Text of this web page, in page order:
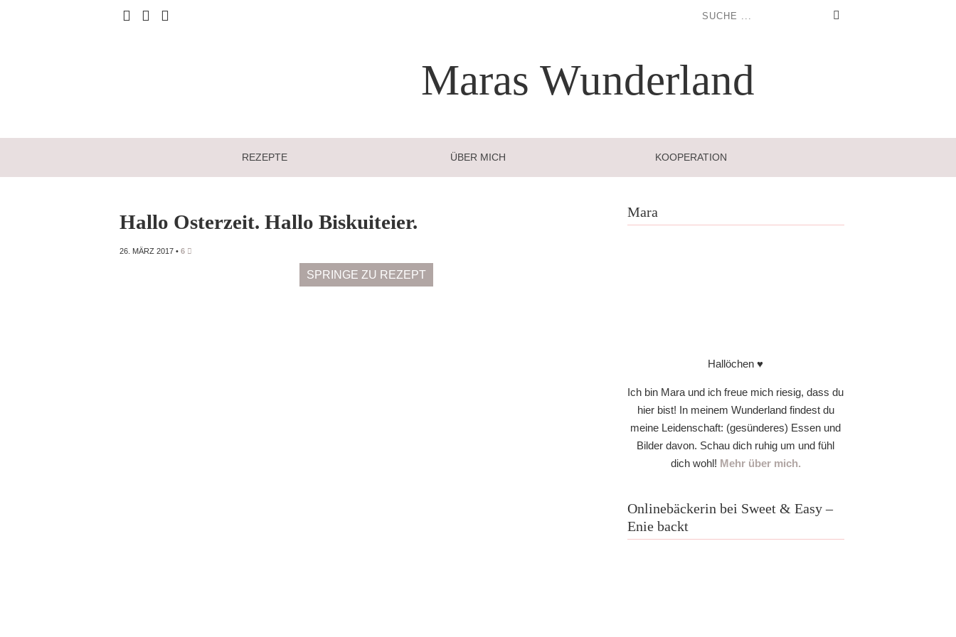
Maras Wunderland
REZEPTE ÜBER MICH KOOPERATION
Hallo Osterzeit. Hallo Biskuiteier.
26. MÄRZ 2017 • 6
SPRINGE ZU REZEPT
Mara
Hallöchen ♥
Ich bin Mara und ich freue mich riesig, dass du
hier bist! In meinem Wunderland findest du
meine Leidenschaft: (gesünderes) Essen und
Bilder davon. Schau dich ruhig um und fühl
dich wohl! Mehr über mich.
Onlinebäckerin bei Sweet & Easy –
Enie backt